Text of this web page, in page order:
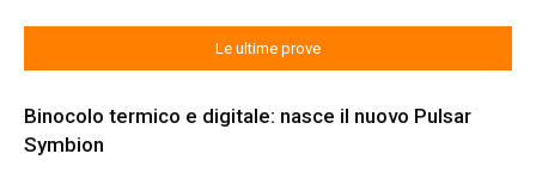
Le ultime prove
Binocolo termico e digitale: nasce il nuovo Pulsar
Symbion